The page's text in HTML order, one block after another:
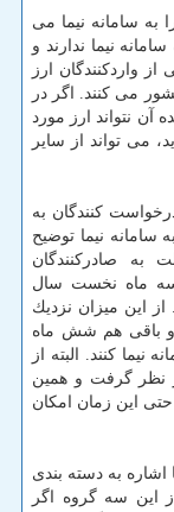
به سامانه نیما می
نیما ندارند و
واردكنندگان ارز
می كنند. اگر در
آن نتواند ارز مورد
می تواند از سایر
كنندگان به
سامانه نیما توضیح
به صادركنندگان
ماه نخست سال
از این میزان نزدیك
و باقی هم شش ماه
نیما كنند. البته از
نظر گرفت و همین
این زمان امكان
اشاره به دسته بندی
این سه گروه اگر